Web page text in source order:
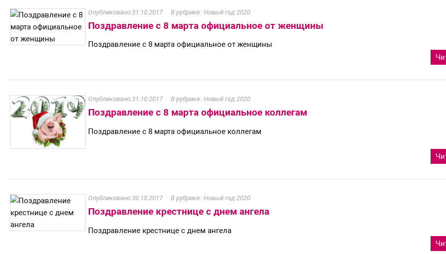
31.10.2017 Новый год 2020
Поздравление с 8 марта официальное от женщины
Поздравление с 8 марта официальное от женщины
31.10.2017 Новый год 2020
Поздравление с 8 марта официальное коллегам
Поздравление с 8 марта официальное коллегам
30.10.2017 Новый год 2020
Поздравление крестнице с днем ангела
Поздравление крестнице с днем ангела